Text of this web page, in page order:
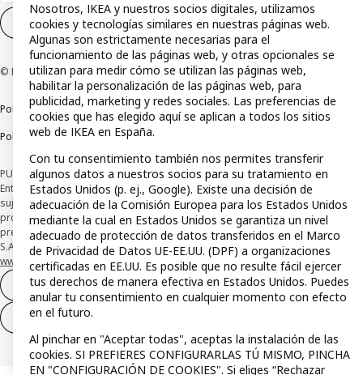
Configuración de cookies ES
© Inter IKEA Systems B.V 1999-2026
Política de privacidadPolítica de cookiesTérminos y condiciones
Política de divulgación responsable
PUBLICIDAD: *Financiación a través de la tarjeta IKEA VISA emitida por la
Entidad de Pago híbrida CaixaBank Payments & Consumer, E.F.C., E.P., S.A.U., y
sujeta a su organización. La entidad ha escogido como sistema de
protección de los fondos recibidos de usuarios de servicios de pago que
presta su depósito en una cuenta bancaria separada abierta en CaixaBank,
S.A. Conoce más acerca de las formas de pago de tu tarjeta aquí:
www.caixabankpc.com/es/productos. ​
Desistimiento del contrato
Desistimiento de solo servicios
Nosotros, IKEA y nuestros socios digitales, utilizamos
cookies y tecnologías similares en nuestras páginas web.
Algunas son estrictamente necesarias para el
funcionamiento de las páginas web, y otras opcionales se
utilizan para medir cómo se utilizan las páginas web,
habilitar la personalización de las páginas web, para
publicidad, marketing y redes sociales. Las preferencias de
cookies que has elegido aquí se aplican a todos los sitios
web de IKEA en España.
Con tu consentimiento también nos permites transferir
algunos datos a nuestros socios para su tratamiento en
Estados Unidos (p. ej., Google). Existe una decisión de
adecuación de la Comisión Europea para los Estados Unidos
mediante la cual en Estados Unidos se garantiza un nivel
adecuado de protección de datos transferidos en el Marco
de Privacidad de Datos UE-EE.UU. (DPF) a organizaciones
certificadas en EE.UU. Es posible que no resulte fácil ejercer
tus derechos de manera efectiva en Estados Unidos. Puedes
anular tu consentimiento en cualquier momento con efecto
en el futuro.
Al pinchar en "Aceptar todas", aceptas la instalación de las
cookies. SI PREFIERES CONFIGURARLAS TÚ MISMO, PINCHA
EN "CONFIGURACIÓN DE COOKIES". Si eliges “Rechazar